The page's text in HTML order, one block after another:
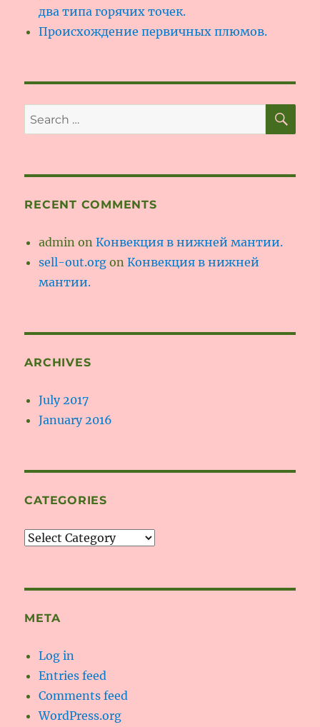
два типа горячих точек.
Происхождение первичных плюмов.
Search
for:
RECENT COMMENTS
admin onКонвекция в нижней мантии.
sell-out.org onКонвекция в нижней
мантии.
ARCHIVES
July 2017
January 2016
CATEGORIES
Categories
META
Log in
Entries feed
Comments feed
WordPress.org